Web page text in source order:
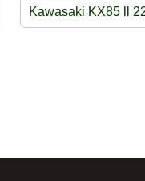
Kawasaki KX85 ll